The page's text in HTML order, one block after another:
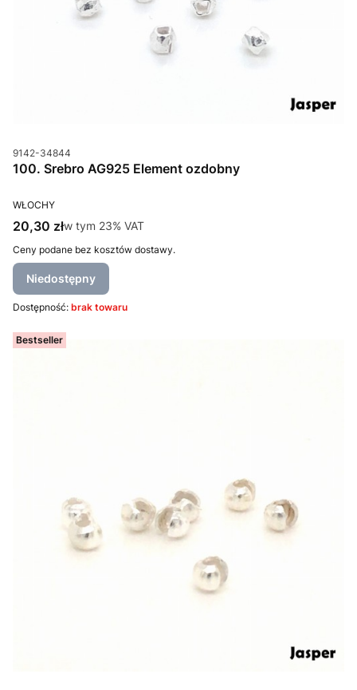
Kod produktu
9142-34844
100. Srebro AG925 Element ozdobny
PRODUCENT
WŁOCHY
Cena brutto
20,30 złw tym %s VAT
w tym 23% VAT
Ceny podane bez kosztów dostawy.
Niedostępny
Dostępność: brak towaru
Bestseller